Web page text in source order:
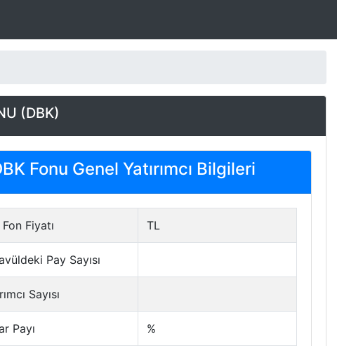
(DBK)
Fonu Genel Yatırımcı Bilgileri
Fiyatı TL
Pay Sayısı
Sayısı
Payı %